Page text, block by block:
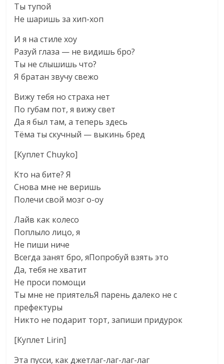
Ты тупой
Не шаришь за хип-хоп
И я на стиле хоу
Разуй глаза — не видишь бро?
Ты не слышишь что?
Я братан звучу свежо
Вижу тебя но страха нет
По губам пот, я вижу свет
Да я был там, а теперь здесь
Тёма ты скучный — выкинь бред
[Куплет Сhuyko]
Кто на бите? Я
Снова мне не веришь
Полечи свой мозг о-оу
Лайв как колесо
Поплыло лицо, я
Не пиши ниче
Всегда занят бро, яПопробуй взять это
Да, тебя не хватит
Не проси помощи
Ты мне не приятельЯ парень далеко не с
префектуры
Никто не подарит торт, запиши придурок
[Куплет Lirin]
Эта пусси, как джетлаг-лаг-лаг-лаг